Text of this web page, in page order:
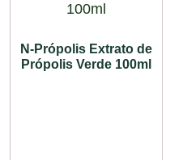
N-Própolis Extrato de
Própolis Verde 100ml